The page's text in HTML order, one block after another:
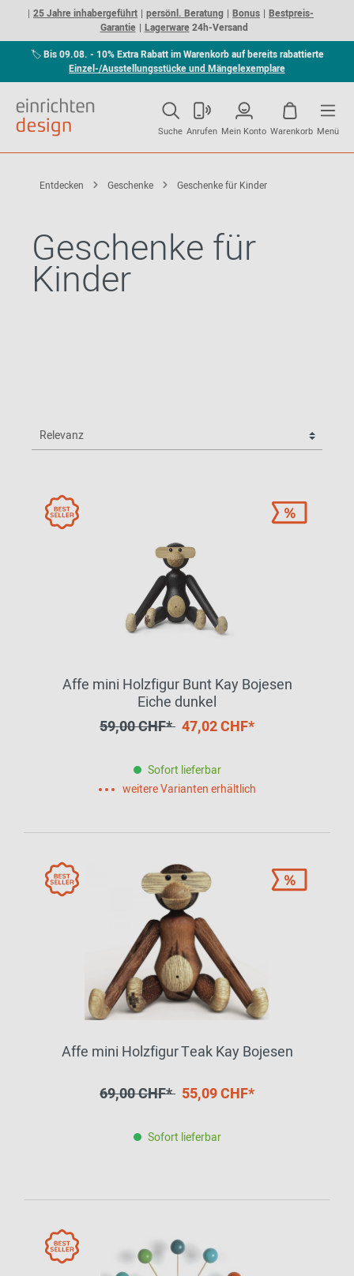
25 Jahre inhabergeführt persönl. Beratung Bonus
Bestpreis-
Garantie
Lagerware24h-Versand
🏷Bis 09.08. - 10% Extra Rabatt im Warenkorb auf bereits rabattierte
Einzel-/Ausstellungsstücke und Mängelexemplare
Suche Anrufen Mein Konto Warenkorb Menü
Entdecken Geschenke Geschenke für Kinder
Geschenke für
Kinder
Affe mini Holzfigur Bunt Kay Bojesen
Eiche dunkel
59,00 CHF* 47,02 CHF*
Sofort lieferbar
weitere Varianten erhältlich
Affe mini Holzfigur Teak Kay Bojesen
69,00 CHF* 55,09 CHF*
Sofort lieferbar